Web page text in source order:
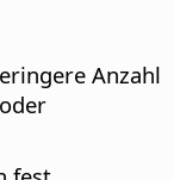
Anzahl